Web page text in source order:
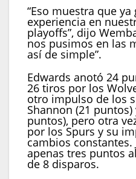
“Eso muestra que
experiencia en
playoffs”, dijo
nos pusimos en las
así de simple”.
Edwards anotó 24
26 tiros por los
otro impulso de los
Shannon (21 puntos)
puntos), pero otra
por los Spurs y su
cambios constantes.
apenas tres puntos
de 8 disparos.